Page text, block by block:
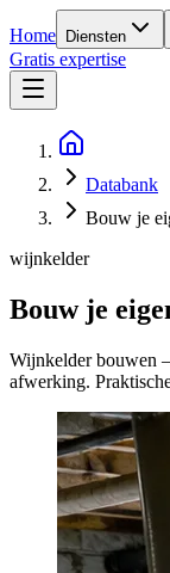
Home Diensten
Gratis expertise
Databank
Bouw je
wijnkelder
Bouw je
Wijnkelder bouwen
afwerking.